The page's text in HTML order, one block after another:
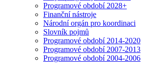
Programové období 2028+
Finanční nástroje
Národní orgán pro koordinaci
Slovník pojmů
Programové období 2014-2020
Programové období 2007-2013
Programové období 2004-2006